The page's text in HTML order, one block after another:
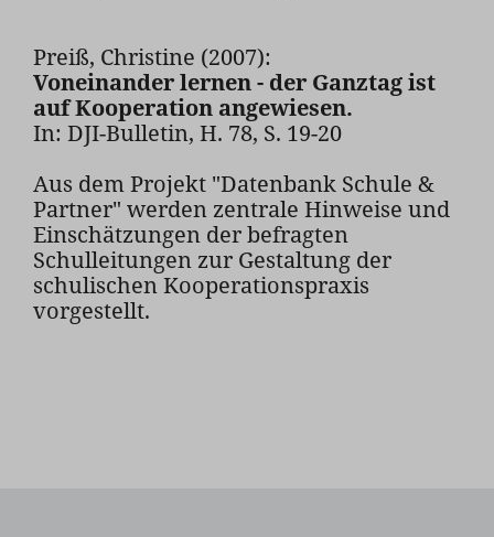
Preiß, Christine (2007):
Voneinander lernen - der Ganztag ist
auf Kooperation angewiesen.
In: DJI-Bulletin, H. 78, S. 19-20
Aus dem Projekt "Datenbank Schule &
Partner" werden zentrale Hinweise und
Einschätzungen der befragten
Schulleitungen zur Gestaltung der
schulischen Kooperationspraxis
vorgestellt.